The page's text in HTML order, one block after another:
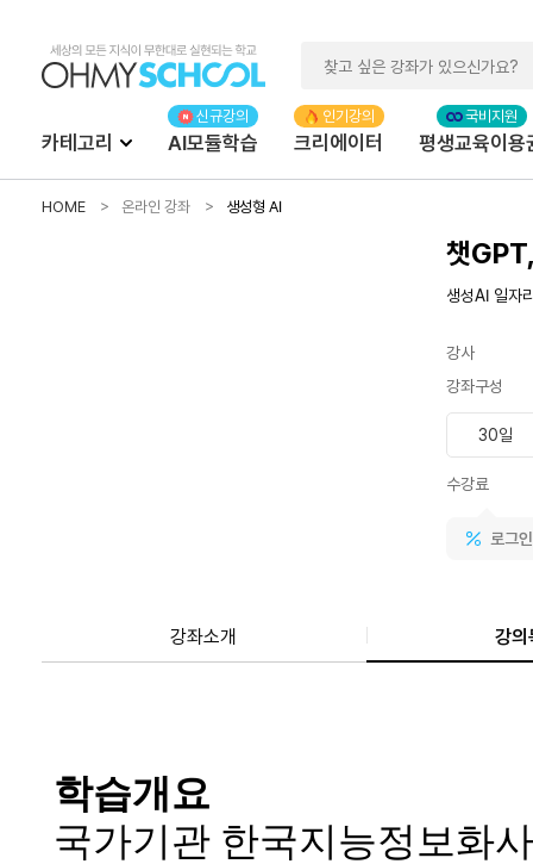
카테고리 AI모듈학습 크리에이터 평생교육이용
HOME 온라인 강좌 생성형 AI
챗
생성AI 일자
강사
강좌구성
30일
수강료
로그
강좌소개 강의
학습개요
국가기관 한국지능정보화